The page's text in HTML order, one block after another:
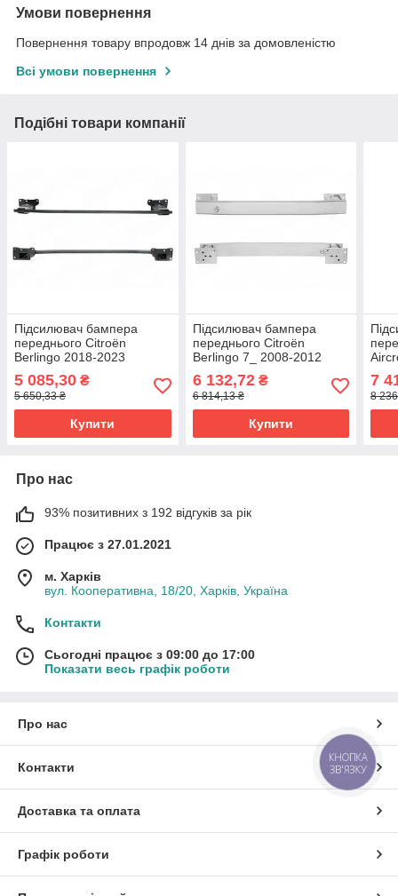
Умови повернення
Повернення товару впродовж 14 днів за домовленістю
Всі умови повернення
Подібні товари компанії
Підсилювач бампера
переднього Citroën
Berlingo 2018-2023
5 085,30 ₴
5 650,33 ₴
Купити
Підсилювач бампера
переднього Citroën
Berlingo 7_ 2008-2012
6 132,72₴
6 814,13 ₴
Купити
7
8
Про нас
93% позитивних з 192 відгуків за рік
Працює з 27.01.2021
м. Харків
вул. Кооперативна, 18/20, Харків, Україна
Контакти
Сьогодні працює з 09:00 до 17:00
Показати весь графік роботи
Про нас
Контакти
Доставка та оплата
Графік роботи
КНОПКА
ЗВ'ЯЗКУ